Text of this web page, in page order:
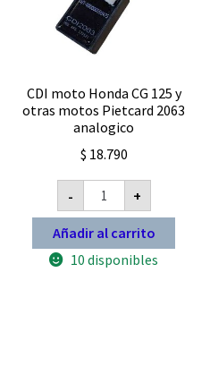
CDI moto Honda CG 125 y
otras motos Pietcard 2063
analogico
$ 18.790
-
CDI
moto
Honda
CG
125
y
otras
+
Añadir al carrito
10 disponibles